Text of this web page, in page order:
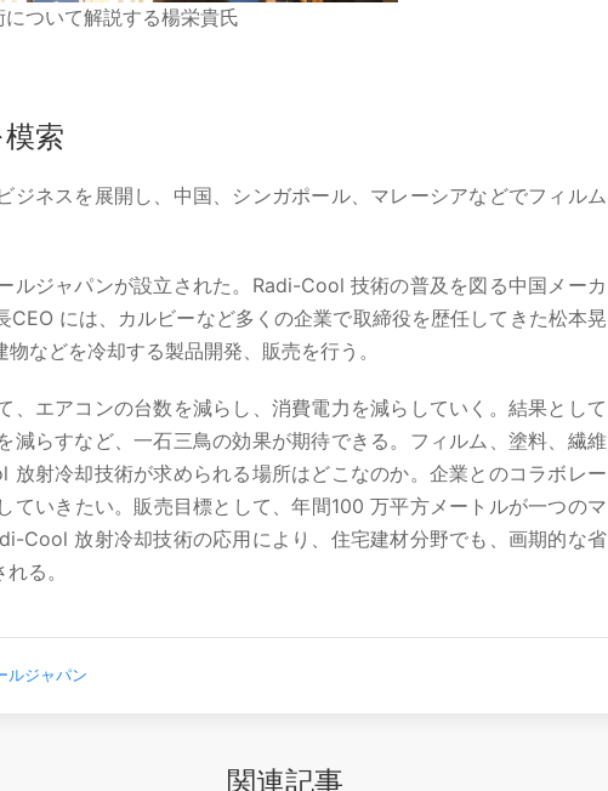
ついて解説する楊栄貴氏
索
ネスを展開し、中国、シンガポール、マレーシアなどでフィルム
ルジャパンが設立された。Radi-Cool 技術の普及を図る中国メーカ
には、カルビーなど多くの企業で取締役を歴任してきた松本晃
などを冷却する製品開発、販売を行う。
エアコンの台数を減らし、消費電力を減らしていく。結果として
減らすなど、一石三鳥の効果が期待できる。フィルム、塗料、繊維
射冷却技術が求められる場所はどこなのか。企業とのコラボレー
ていきたい。販売目標として、年間100 万平方メートルが一つのマ
Cool 放射冷却技術の応用により、住宅建材分野でも、画期的な省
る。
ルジャパン
関連記事